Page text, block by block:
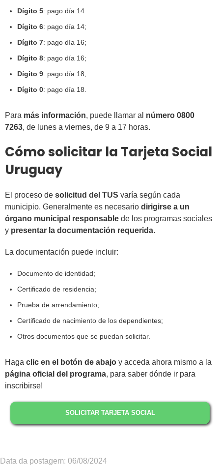
Dígito 5: pago día 14
Dígito 6: pago día 14;
Dígito 7: pago día 16;
Dígito 8: pago día 16;
Dígito 9: pago día 18;
Dígito 0: pago día 18.
Para más información, puede llamar al número 0800
7263, de lunes a viernes, de 9 a 17 horas.
Cómo solicitar la Tarjeta Social
Uruguay
El proceso de solicitud del TUS varía según cada
municipio. Generalmente es necesario dirigirse a un
órgano municipal responsable de los programas sociales
y presentar la documentación requerida.
La documentación puede incluir:
Documento de identidad;
Certificado de residencia;
Prueba de arrendamiento;
Certificado de nacimiento de los dependientes;
Otros documentos que se puedan solicitar.
Haga clic en el botón de abajo y acceda ahora mismo a la
página oficial del programa, para saber dónde ir para
inscribirse!
SOLICITAR TARJETA SOCIAL
Data da postagem: 06/08/2024